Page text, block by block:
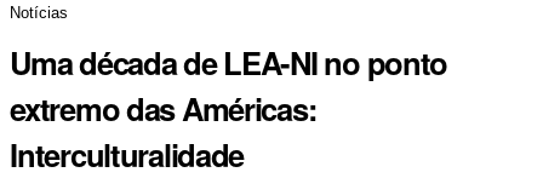
Notícias
Uma década de LEA-NI no ponto
extremo das Américas:
Interculturalidade